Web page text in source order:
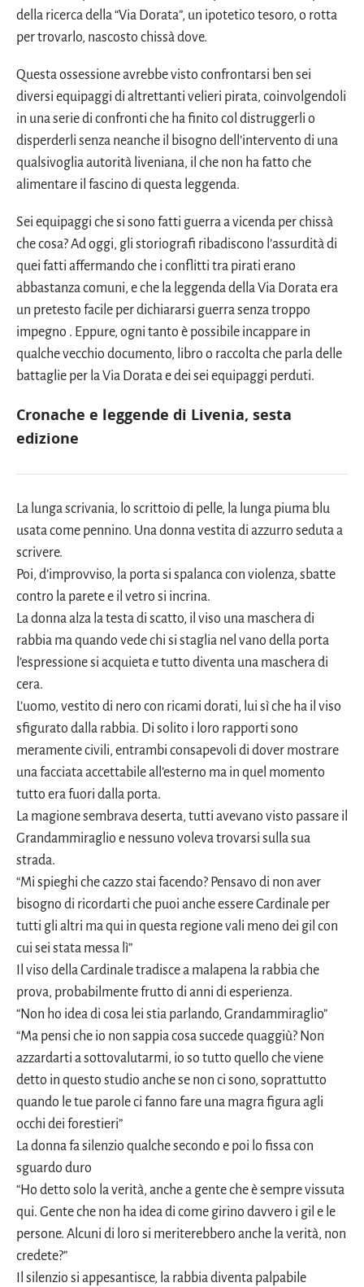
della ricerca della “Via Dorata”, un ipotetico tesoro, o rotta
per trovarlo, nascosto chissà dove.
Questa ossessione avrebbe visto confrontarsi ben sei
diversi equipaggi di altrettanti velieri pirata, coinvolgendoli
in una serie di confronti che ha finito col distruggerli o
disperderli senza neanche il bisogno dell’intervento di una
qualsivoglia autorità liveniana, il che non ha fatto che
alimentare il fascino di questa leggenda.
Sei equipaggi che si sono fatti guerra a vicenda per chissà
che cosa? Ad oggi, gli storiografi ribadiscono l’assurdità di
quei fatti affermando che i conflitti tra pirati erano
abbastanza comuni, e che la leggenda della Via Dorata era
un pretesto facile per dichiararsi guerra senza troppo
impegno . Eppure, ogni tanto è possibile incappare in
qualche vecchio documento, libro o raccolta che parla delle
battaglie per la Via Dorata e dei sei equipaggi perduti.
Cronache e leggende di Livenia, sesta
edizione
La lunga scrivania, lo scrittoio di pelle, la lunga piuma blu
usata come pennino. Una donna vestita di azzurro seduta a
scrivere.
Poi, d’improvviso, la porta si spalanca con violenza, sbatte
contro la parete e il vetro si incrina.
La donna alza la testa di scatto, il viso una maschera di
rabbia ma quando vede chi si staglia nel vano della porta
l’espressione si acquieta e tutto diventa una maschera di
cera.
L’uomo, vestito di nero con ricami dorati, lui sì che ha il viso
sfigurato dalla rabbia. Di solito i loro rapporti sono
meramente civili, entrambi consapevoli di dover mostrare
una facciata accettabile all’esterno ma in quel momento
tutto era fuori dalla porta.
La magione sembrava deserta, tutti avevano visto passare il
Grandammiraglio e nessuno voleva trovarsi sulla sua
strada.
“Mi spieghi che cazzo stai facendo? Pensavo di non aver
bisogno di ricordarti che puoi anche essere Cardinale per
tutti gli altri ma qui in questa regione vali meno dei gil con
cui sei stata messa lì”
Il viso della Cardinale tradisce a malapena la rabbia che
prova, probabilmente frutto di anni di esperienza.
“Non ho idea di cosa lei stia parlando, Grandammiraglio”
“Ma pensi che io non sappia cosa succede quaggiù? Non
azzardarti a sottovalutarmi, io so tutto quello che viene
detto in questo studio anche se non ci sono, soprattutto
quando le tue parole ci fanno fare una magra figura agli
occhi dei forestieri”
La donna fa silenzio qualche secondo e poi lo fissa con
sguardo duro
“Ho detto solo la verità, anche a gente che è sempre vissuta
qui. Gente che non ha idea di come girino davvero i gil e le
persone. Alcuni di loro si meriterebbero anche la verità, non
credete?”
Il silenzio si appesantisce, la rabbia diventa palpabile